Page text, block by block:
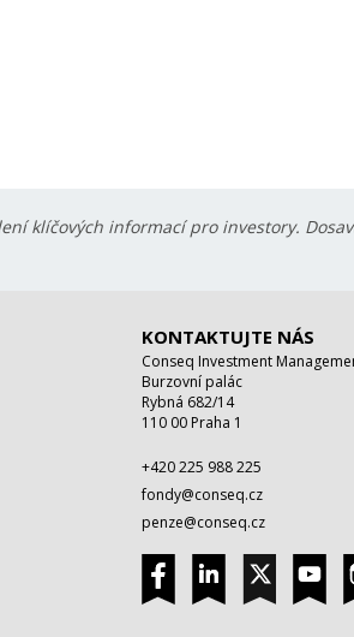
klíčových informací pro investory.
KONTAKTUJTE NÁS
Conseq Investment
Burzovní palác
Rybná 682/14
110 00 Praha 1
+420 225 988 225
fondy@conseq.cz
penze@conseq.cz